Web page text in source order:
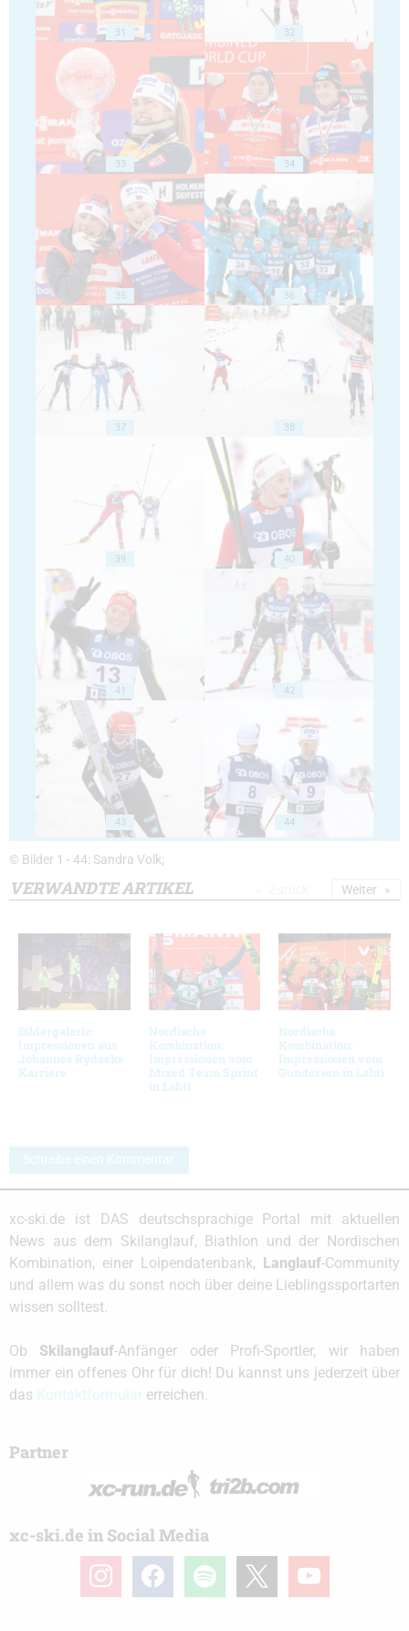
31 32
33 34
35 36
37 38
39 40
41 42
43 44
© Bilder 1 - 44: Sandra Volk;
VERWANDTE ARTIKEL
Bildergalerie:
Impressionen aus
Johannes Rydzeks
Karriere
Nordische
Kombination:
Impressionen vom
Mixed Team Sprint
in Lahti
Nordische
Kombination:
Impressionen vom
Gundersen in Lahti
Weiter
Schreibe einen Kommentar
xc-ski.de ist DAS deutschsprachige Portal mit aktuellen
News aus dem Skilanglauf, Biathlon und der Nordischen
Kombination, einer Loipendatenbank, Langlauf-Community
und allem was du sonst noch über deine Lieblingssportarten
wissen solltest.
Ob Skilanglauf-Anfänger oder Profi-Sportler, wir haben
immer ein offenes Ohr für dich! Du kannst uns jederzeit über
das
erreichen.
Partner
xc-ski.de in Social Media
instagramfacebook spotify youtube